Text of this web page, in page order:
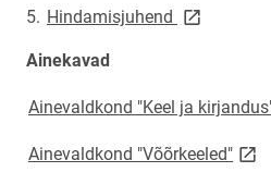
5. Hindamisjuhend link opens
Ainekavad
Ainevaldkond "Keel ja
Ainevaldkond "Võõrkeeled"link